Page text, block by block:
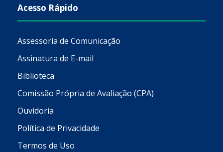
Acesso Rápido
Assessoria de Comunicação
Assinatura de E-mail
Biblioteca
Comissão Própria de Avaliação (CPA)
Ouvidoria
Política de Privacidade
Termos de Uso